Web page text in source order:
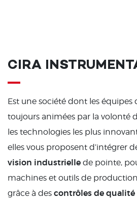
CIRA
Est une société dont les équipes
toujours animées par la volonté
les technologies les plus
elles vous proposent d’intégrer
vision industrielle de pointe,
machines et outils de
grâce à des contrôles de qualité